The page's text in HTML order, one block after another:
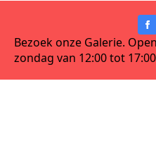
Bezoek onze Galerie.
zondag van 12:00 tot 17:00